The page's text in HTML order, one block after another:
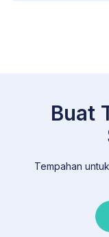
Buat
Tempahan